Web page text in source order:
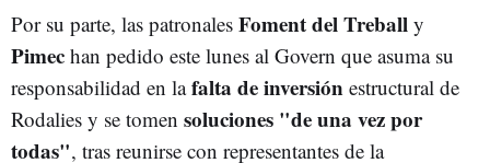
Por su parte, las patronales Foment del Treball y
Pimec han pedido este lunes al Govern que asuma su
responsabilidad en lafalta de inversión estructural de
Rodalies y se tomen soluciones "de una vez por
todas", tras reunirse con representantes de la